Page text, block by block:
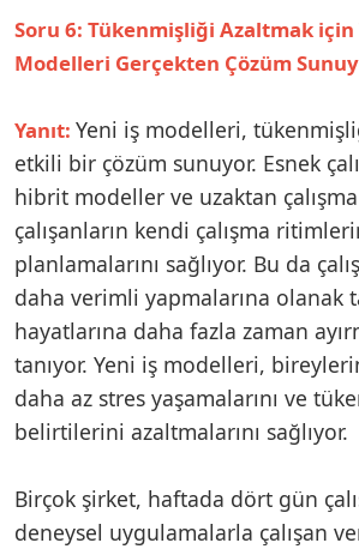
Soru 6: Tükenmişliği Azaltmak için
Modelleri Gerçekten Çözüm
Yanıt: Yeni iş modelleri,
etkili bir çözüm sunuyor. Esnek
hibrit modeller ve uzaktan
çalışanların kendi çalışma
planlamalarını sağlıyor. Bu da
daha verimli yapmalarına olanak
hayatlarına daha fazla zaman
tanıyor. Yeni iş modelleri,
daha az stres yaşamalarını ve
belirtilerini azaltmalarını sağlıyor.
Birçok şirket, haftada dört gün
deneysel uygulamalarla çalışan